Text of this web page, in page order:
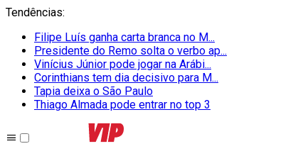
Tendências:
Filipe Luís ganha carta branca no M...
Presidente do Remo solta o verbo ap...
Vinícius Júnior pode jogar na Arábi...
Corinthians tem dia decisivo para M...
Tapia deixa o São Paulo
Thiago Almada pode entrar no top 3